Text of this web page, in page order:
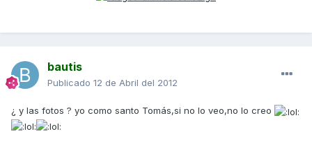
bautis
Publicado 12 de Abril del 2012
¿ y las fotos ? yo como santo Tomás,si no lo veo,no lo creo